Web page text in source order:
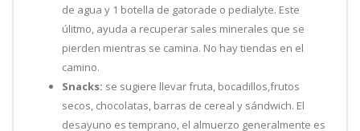
de agua y 1 botella de gatorade o pedialyte. Este
úlitmo, ayuda a recuperar sales minerales que se
pierden mientras se camina. No hay tiendas en el
camino.
Snacks: se sugiere llevar fruta, bocadillos,frutos
secos, chocolatas, barras de cereal y sándwich. El
desayuno es temprano, el almuerzo generalmente es